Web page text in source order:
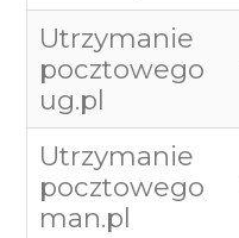
ug.pl
man.pl